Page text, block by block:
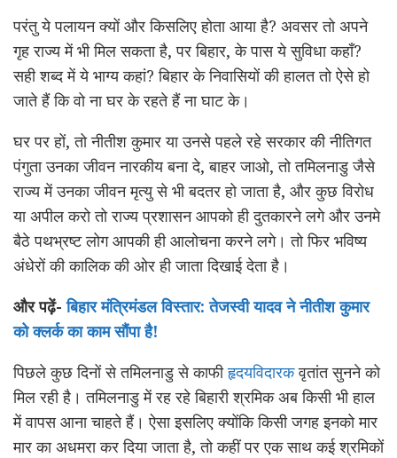
परंतु ये पलायन क्यों और किसलिए होता आया है? अवसर तो अपने
गृह राज्य में भी मिल सकता है, पर बिहार, के पास ये सुविधा कहाँ?
सही शब्द में ये भाग्य कहां? बिहार के निवासियों की हालत तो ऐसे हो
जाते हैं कि वो ना घर के रहते हैं ना घाट के।
घर पर हों, तो नीतीश कुमार या उनसे पहले रहे सरकार की नीतिगत
पंगुता उनका जीवन नारकीय बना दे, बाहर जाओ, तो तमिलनाडु जैसे
राज्य में उनका जीवन मृत्यु से भी बदतर हो जाता है, और कुछ विरोध
या अपील करो तो राज्य प्रशासन आपको ही दुतकारने लगे और उनमे
बैठे पथभ्रष्ट लोग आपकी ही आलोचना करने लगे। तो फिर भविष्य
अंधेरों की कालिक की ओर ही जाता दिखाई देता है।
और पढ़ें-बिहार मंत्रिमंडल विस्तार: तेजस्वी यादव ने नीतीश कुमार
को क्लर्क का काम सौंपा है!
पिछले कुछ दिनों से तमिलनाडु से काफीहृदयविदारकवृतांत सुनने को
मिल रही है। तमिलनाडु में रह रहे बिहारी श्रमिक अब किसी भी हाल
में वापस आना चाहते हैं। ऐसा इसलिए क्योंकि किसी जगह इनको मार
मार का अधमरा कर दिया जाता है, तो कहीं पर एक साथ कई श्रमिकों